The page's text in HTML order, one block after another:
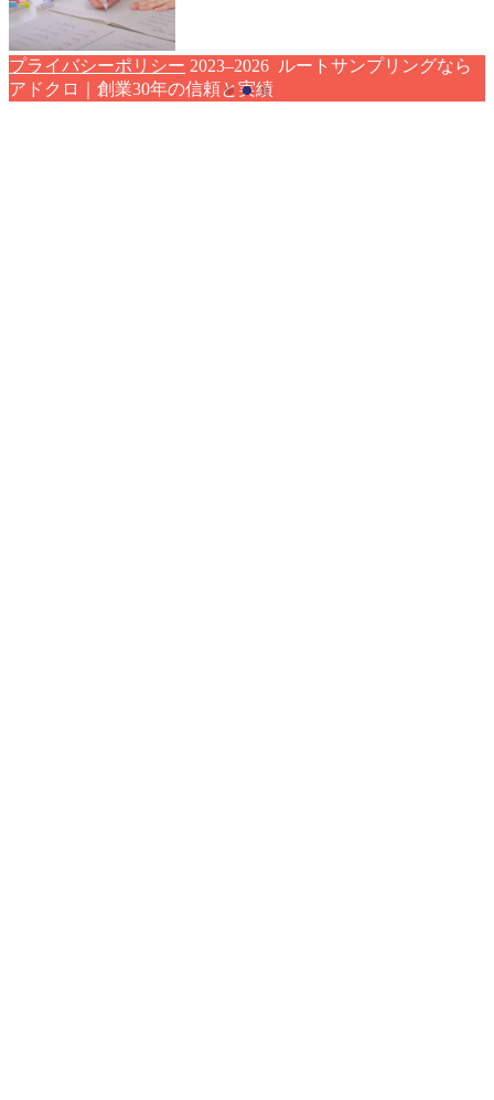
プライバシーポリシー 2023–2026 ルートサンプリングなら
アドクロ｜創業30年の信頼と実績